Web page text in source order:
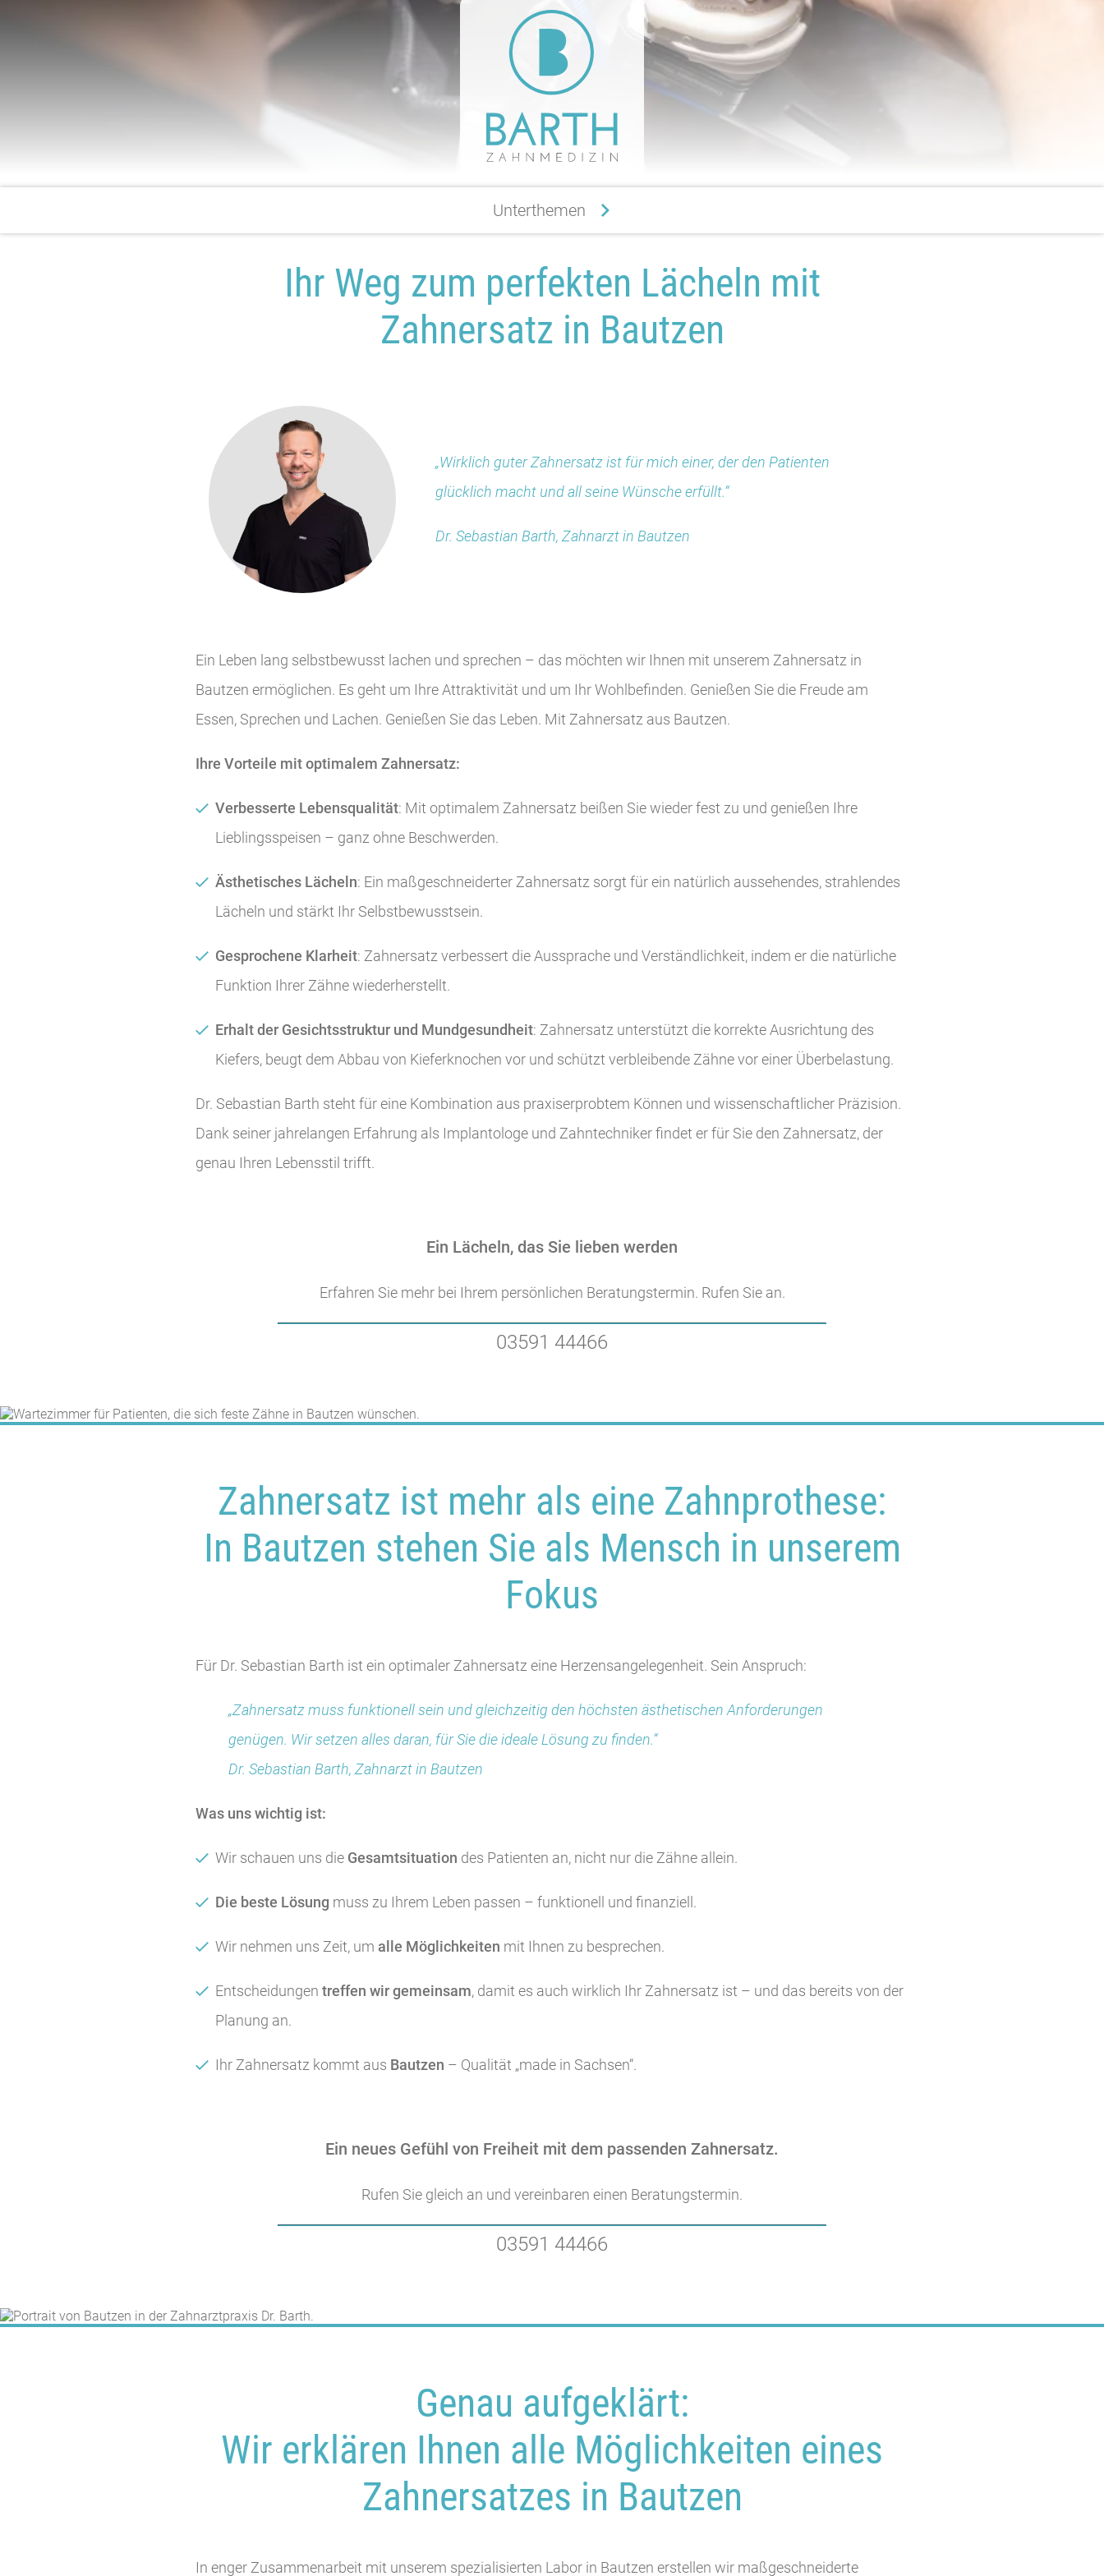
Unterthemen
Passender Zahnersatz Möglichkeiten Zahnersatz Kosten Zahnersatz FAQ
Ihr Weg zum perfekten Lächeln mit
Zahnersatz in Bautzen
„Wirklich guter Zahnersatz ist für mich einer, der den Patienten
glücklich macht und all seine Wünsche erfüllt.“
Dr. Sebastian Barth, Zahnarzt in Bautzen
Ein Leben lang selbstbewusst lachen und sprechen – das möchten wir Ihnen mit unserem Zahnersatz in
Bautzen ermöglichen. Es geht um Ihre Attraktivität und um Ihr Wohlbefinden. Genießen Sie die Freude am
Essen, Sprechen und Lachen. Genießen Sie das Leben. Mit Zahnersatz aus Bautzen.
Ihre Vorteile mit optimalem Zahnersatz:
Verbesserte Lebensqualität: Mit optimalem Zahnersatz beißen Sie wieder fest zu und genießen Ihre
Lieblingsspeisen – ganz ohne Beschwerden.
Ästhetisches Lächeln: Ein maßgeschneiderter Zahnersatz sorgt für ein natürlich aussehendes, strahlendes
Lächeln und stärkt Ihr Selbstbewusstsein.
Gesprochene Klarheit: Zahnersatz verbessert die Aussprache und Verständlichkeit, indem er die natürliche
Funktion Ihrer Zähne wiederherstellt.
Erhalt der Gesichtsstruktur und Mundgesundheit: Zahnersatz unterstützt die korrekte Ausrichtung des
Kiefers, beugt dem Abbau von Kieferknochen vor und schützt verbleibende Zähne vor einer Überbelastung.
Dr. Sebastian Barth steht für eine Kombination aus praxiserprobtem Können und wissenschaftlicher Präzision.
Dank seiner jahrelangen Erfahrung als Implantologe und Zahntechniker findet er für Sie den Zahnersatz, der
genau Ihren Lebensstil trifft.
Ein Lächeln, das Sie lieben werden
Erfahren Sie mehr bei Ihrem persönlichen Beratungstermin. Rufen Sie an.
03591 44466
Zahnersatz ist mehr als eine Zahnprothese:
In Bautzen stehen Sie als Mensch in unserem
Fokus
Für Dr. Sebastian Barth ist ein optimaler Zahnersatz eine Herzensangelegenheit. Sein Anspruch:
„Zahnersatz muss funktionell sein und gleichzeitig den höchsten ästhetischen Anforderungen
genügen. Wir setzen alles daran, für Sie die ideale Lösung zu finden.“
Dr. Sebastian Barth, Zahnarzt in Bautzen
Was uns wichtig ist:
Wir schauen uns die Gesamtsituation des Patienten an, nicht nur die Zähne allein.
Die beste Lösung muss zu Ihrem Leben passen – funktionell und finanziell.
Wir nehmen uns Zeit, um alle Möglichkeiten mit Ihnen zu besprechen.
Entscheidungen treffen wir gemeinsam, damit es auch wirklich Ihr Zahnersatz ist – und das bereits von der
Planung an.
Ihr Zahnersatz kommt aus Bautzen – Qualität „made in Sachsen“.
Ein neues Gefühl von Freiheit mit dem passenden Zahnersatz.
Rufen Sie gleich an und vereinbaren einen Beratungstermin.
03591 44466
Genau aufgeklärt:
Wir erklären Ihnen alle Möglichkeiten eines
Zahnersatzes in Bautzen
In enger Zusammenarbeit mit unserem spezialisierten Labor in Bautzen erstellen wir maßgeschneiderte